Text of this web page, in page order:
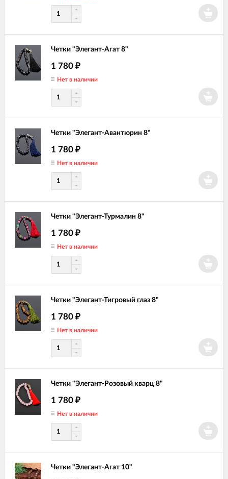
Четки "Элегант-Агат 8"
1 780 ₽
Нет в наличии
Четки "Элегант-Авантюрин 8"
1 780 ₽
Нет в наличии
Четки "Элегант-Турмалин 8"
1 780 ₽
Нет в наличии
Четки "Элегант-Тигровый глаз 8"
1 780 ₽
Нет в наличии
Четки "Элегант-Розовый кварц 8"
1 780 ₽
Нет в наличии
Четки "Элегант-Агат 10"